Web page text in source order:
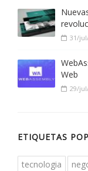
31/
Web
29/
ETIQUETAS
tecnologia